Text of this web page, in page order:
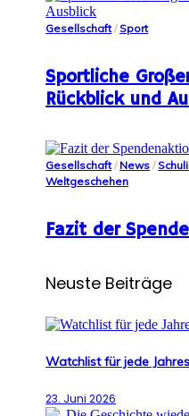
Gesellschaft/ Sport
Sportliche
Rückblick und
Gesellschaft/ News /
Weltgeschehen
Fazit der
Neuste Beiträge
Watchlist für jede
23. Juni 2026